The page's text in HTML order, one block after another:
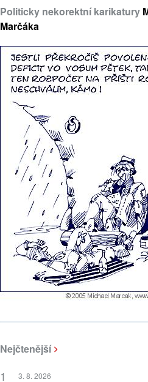
Politicky nekorektní karikatury
Marčáka
Nejčtenější
3. 8. 2026